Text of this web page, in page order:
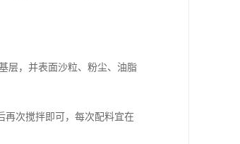
层，并表面沙粒、粉尘、油脂
再次搅拌即可，每次配料宜在